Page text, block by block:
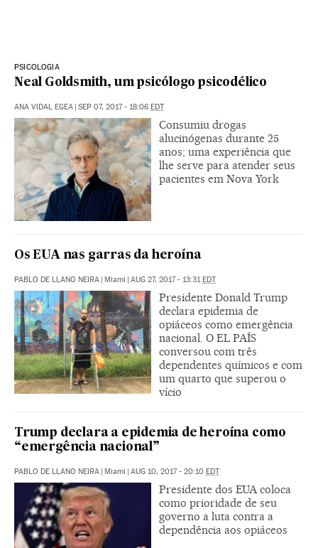
PSICOLOGIA
Neal Goldsmith, um psicólogo psicodélico
ANA VIDAL EGEA | SEP 07, 2017 - 18:06 EDT
Consumiu drogas
alucinógenas durante 25
anos; uma experiência que
lhe serve para atender seus
pacientes em Nova York
Os EUA nas garras da heroína
PABLO DE LLANO NEIRA | Miami | AUG 27, 2017 - 13:31EDT
Presidente Donald Trump
declara epidemia de
opiáceos como emergência
nacional. O EL PAÍS
conversou com três
dependentes químicos e com
um quarto que superou o
vício
Trump declara a epidemia de heroína como
“emergência nacional”
PABLO DE LLANO NEIRA | Miami | AUG 10, 2017 - 20:10 EDT
Presidente dos EUA coloca
como prioridade de seu
governo a luta contra a
dependência aos opiáceos